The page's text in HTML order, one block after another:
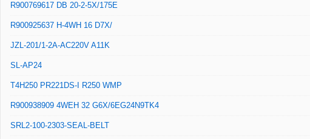
R900769617 DB 20-2-5X/175E
R900925637 H-4WH 16 D7X/
JZL-201/1-2A-AC220V A11K
SL-AP24
T4H250 PR221DS-I R250 WMP
R900938909 4WEH 32 G6X/6EG24N9TK4
SRL2-100-2303-SEAL-BELT